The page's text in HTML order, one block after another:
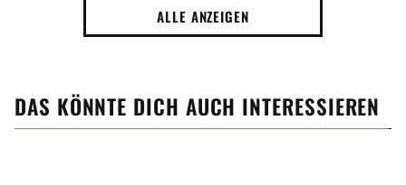
ALLE ANZEIGEN
DAS KÖNNTE DICH AUCH INTERESSIEREN